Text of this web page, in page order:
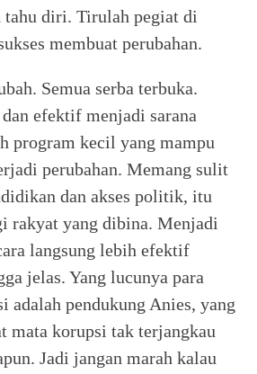
diri. Tirulah pegiat di
membuat perubahan.
Semua serba terbuka.
efektif menjadi sarana
program kecil yang mampu
perubahan. Memang sulit
dan akses politik, itu
rakyat yang dibina. Menjadi
langsung lebih efektif
jelas. Yang lucunya para
adalah pendukung Anies, yang
mata korupsi tak terjangkau
Jadi jangan marah kalau